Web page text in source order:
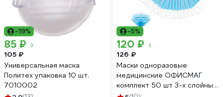
-19%
85 ₽
105 ₽
Универсальная маска
Политех упаковка 10 шт.
7010002
-5%
120 ₽
126 ₽
Маски одноразовые
медицинские ОФИСМАГ
комплект 50 шт 3-х слойные
голубые, фильтр Смс,